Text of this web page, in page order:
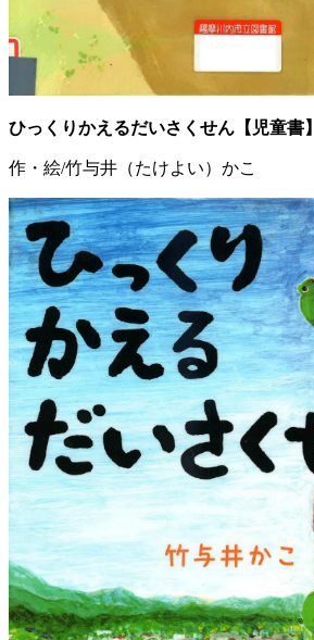
ひっくりかえるだいさくせん【児童書】
作・絵/竹与井（たけよい）かこ